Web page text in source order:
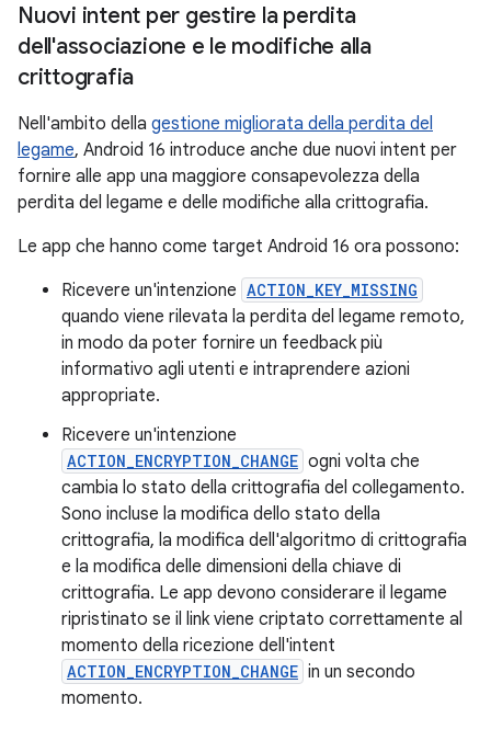
Nuovi intent per gestire la perdita
dell'associazione e le modifiche alla
crittografia
Nell'ambito della gestione migliorata della perdita del
legame, Android 16 introduce anche due nuovi intent per
fornire alle app una maggiore consapevolezza della
perdita del legame e delle modifiche alla crittografia.
Le app che hanno come target Android 16 ora possono:
Ricevere un'intenzione ACTION_KEY_MISSING
quando viene rilevata la perdita del legame remoto,
in modo da poter fornire un feedback più
informativo agli utenti e intraprendere azioni
appropriate.
Ricevere un'intenzione
ACTION_ENCRYPTION_CHANGE ogni volta che
cambia lo stato della crittografia del collegamento.
Sono incluse la modifica dello stato della
crittografia, la modifica dell'algoritmo di crittografia
e la modifica delle dimensioni della chiave di
crittografia. Le app devono considerare il legame
ripristinato se il link viene criptato correttamente al
momento della ricezione dell'intent
ACTION_ENCRYPTION_CHANGE in un secondo
momento.